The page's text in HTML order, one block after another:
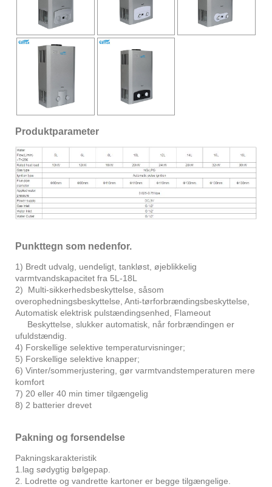
Produktparameter
Punkttegn som nedenfor.
1) Bredt udvalg, uendeligt, tankløst, øjeblikkelig
varmtvandskapacitet fra 5L-18L
2) Multi-sikkerhedsbeskyttelse, såsom
overophedningsbeskyttelse, Anti-tørforbrændingsbeskyttelse,
Automatisk elektrisk pulstændingsenhed, Flameout
Beskyttelse, slukker automatisk, når forbrændingen er
ufuldstændig.
4) Forskellige selektive temperaturvisninger;
5) Forskellige selektive knapper;
6) Vinter/sommerjustering, gør varmtvandstemperaturen mere
komfort
7) 20 eller 40 min timer tilgængelig
8) 2 batterier drevet
Pakning og forsendelse
Pakningskarakteristik
1.lag sødygtig bølgepap.
2. Lodrette og vandrette kartoner er begge tilgængelige.